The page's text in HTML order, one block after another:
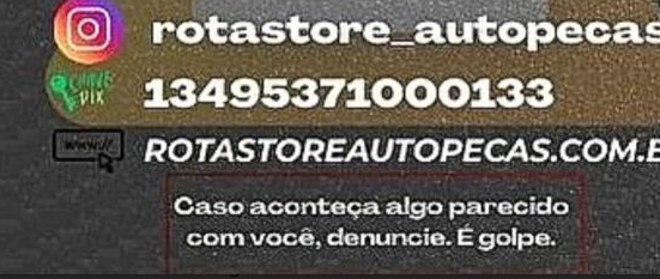
Garantia Certificado de Procedência Troca e
de Defesa do Consumidor, é de 90 (noventa) dias a partir da data
de reparar o produto, o cliente poderá escolher dentre as
a utilização do crédito como parte do pagamento de outro
nossos vendedores. A ga...